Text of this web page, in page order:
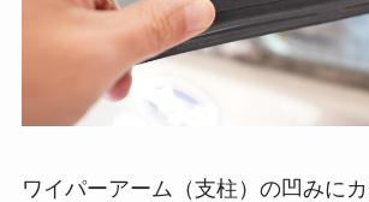
ワイパーアーム（支柱）の凹みに